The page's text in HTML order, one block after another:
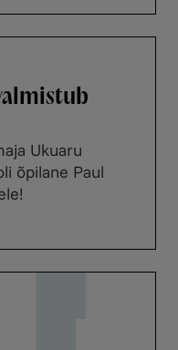
Ukuaru
õpilane Paul